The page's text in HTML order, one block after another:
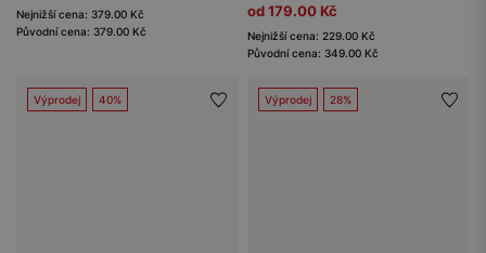
Nejnižší cena: 379.00 Kč
Původní cena: 379.00 Kč
od 179.00 Kč
Nejnižší cena: 229.00 Kč
Původní cena: 349.00 Kč
Výprodej 40% Výprodej 28%